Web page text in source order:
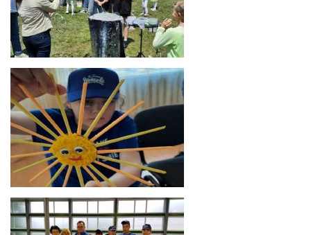
Юный Айболит
Отдохнули и научились беречь «зелёного»
друга